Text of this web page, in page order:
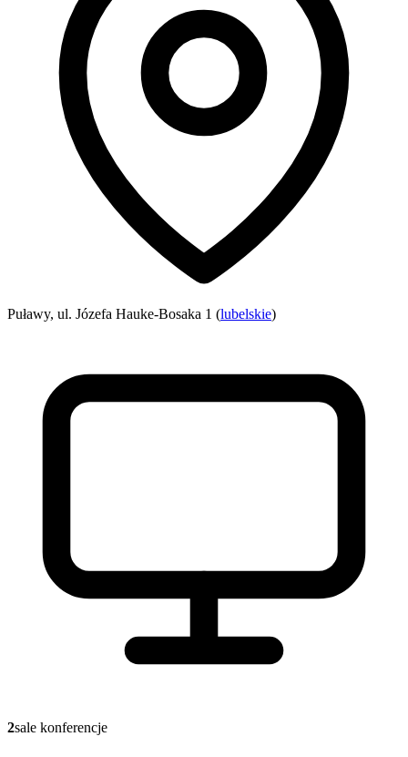
Puławy, ul. Józefa Hauke-Bosaka 1 (lubelskie)
2sale konferencje